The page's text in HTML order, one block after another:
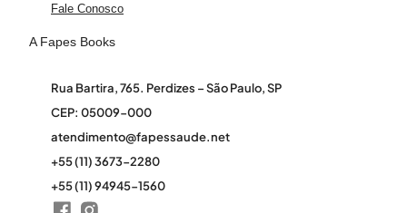
Fale Conosco
A Fapes Books
Rua Bartira, 765. Perdizes – São Paulo, SP
CEP: 05009-000
atendimento@fapessaude.net
+55 (11) 3673-2280
+55 (11) 94945-1560